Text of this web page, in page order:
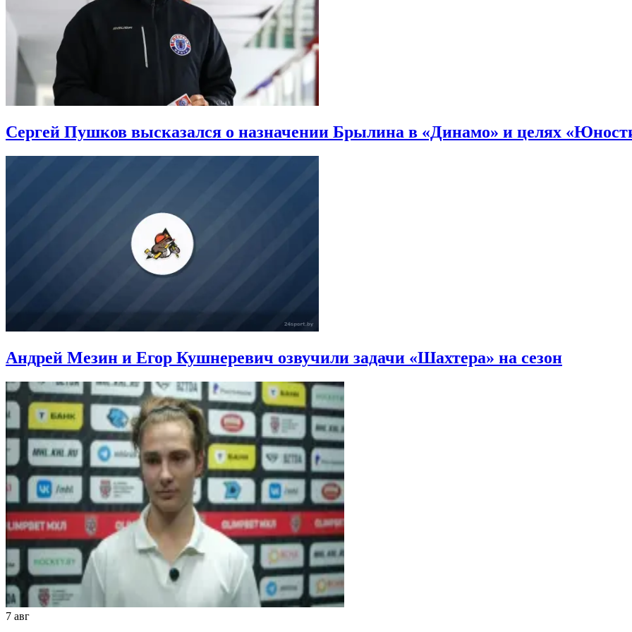
Сергей Пушков высказался о назначении Брылина в «Динамо» и целях
Андрей Мезин и Егор Кушнеревич озвучили задачи «Шахтера» на сезон
7 авг